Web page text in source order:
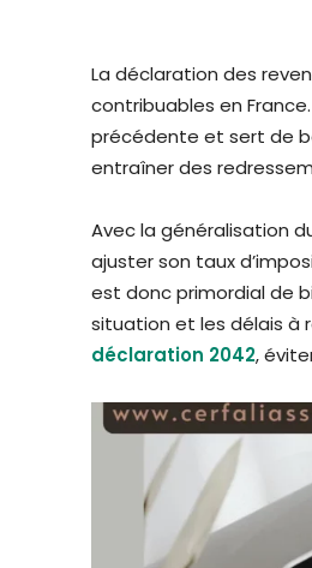
La déclaration des
contribuables en
précédente et sert de
entraîner des
Avec la généralisation
ajuster son taux
est donc primordial de
situation et les délais à
déclaration 2042,